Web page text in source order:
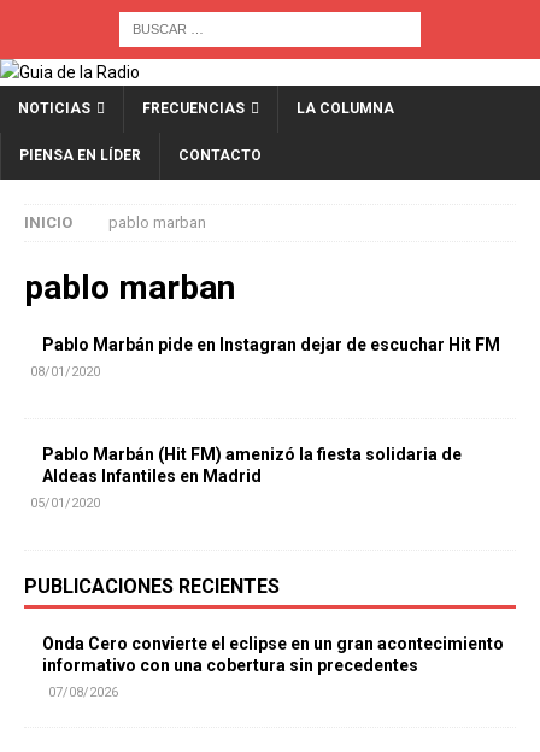
NOTICIAS FRECUENCIAS LA COLUMNA
PIENSA EN LÍDER CONTACTO
INICIO pablo marban
pablo marban
Pablo Marbán pide en Instagran dejar de escuchar Hit FM
08/01/2020
Pablo Marbán (Hit FM) amenizó la fiesta solidaria de
Aldeas Infantiles en Madrid
05/01/2020
PUBLICACIONES RECIENTES
Onda Cero convierte el eclipse en un gran acontecimiento
informativo con una cobertura sin precedentes
07/08/2026